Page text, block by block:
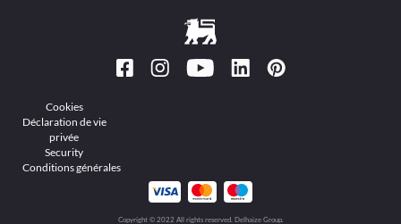
Cookies
Déclaration de vie
privée
Security
Conditions générales
Copyright © 2022 All rights reserved. Delhaize Group.